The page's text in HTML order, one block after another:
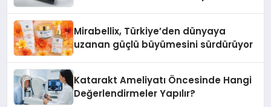
Mirabellix, Türkiye’den dünyaya
uzanan güçlü büyümesini sürdürüyor
Katarakt Ameliyatı Öncesinde Hangi
Değerlendirmeler Yapılır?